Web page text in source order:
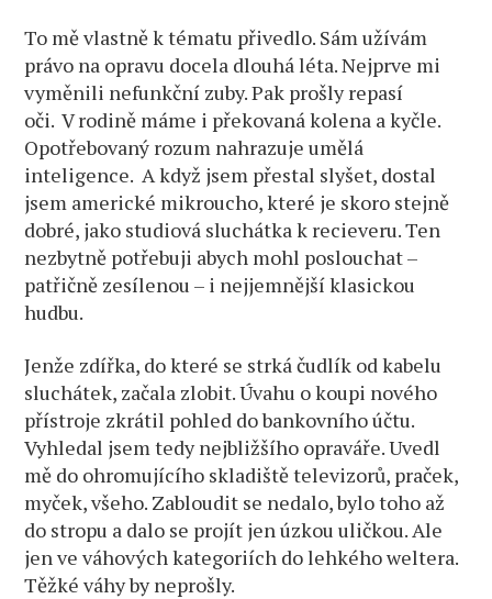
To mě vlastně k tématu přivedlo. Sám užívám
právo na opravu docela dlouhá léta. Nejprve mi
vyměnili nefunkční zuby. Pak prošly repasí
oči. V rodině máme i překovaná kolena a kyčle.
Opotřebovaný rozum nahrazuje umělá
inteligence. A když jsem přestal slyšet, dostal
jsem americké mikroucho, které je skoro stejně
dobré, jako studiová sluchátka k recieveru. Ten
nezbytně potřebuji abych mohl poslouchat –
patřičně zesílenou – i nejjemnější klasickou
hudbu.
Jenže zdířka, do které se strká čudlík od kabelu
sluchátek, začala zlobit. Úvahu o koupi nového
přístroje zkrátil pohled do bankovního účtu.
Vyhledal jsem tedy nejbližšího opraváře. Uvedl
mě do ohromujícího skladiště televizorů, praček,
myček, všeho. Zabloudit se nedalo, bylo toho až
do stropu a dalo se projít jen úzkou uličkou. Ale
jen ve váhových kategoriích do lehkého weltera.
Těžké váhy by neprošly.